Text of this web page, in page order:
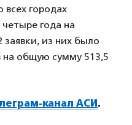
всех городах
года на
заявки, из них было
на общую сумму 513,5
канал АСИ.